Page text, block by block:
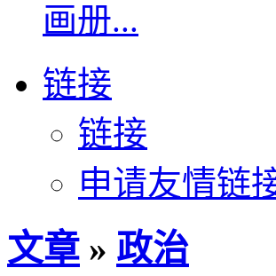
画册...
链接
链接
申请友情链
文章 » 政治